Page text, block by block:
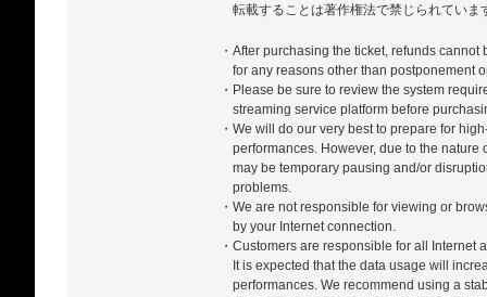
転載することは著作権法で禁じられていま
・After purchasing the ticket, refunds cannot
for any reasons other than postponement
・Please be sure to review the system
streaming service platform before
・We will do our very best to prepare for
performances. However, due to the nature
may be temporary pausing and/or
problems.
・We are not responsible for viewing or
by your Internet connection.
・Customers are responsible for all Internet
It is expected that the data usage will
performances. We recommend using a